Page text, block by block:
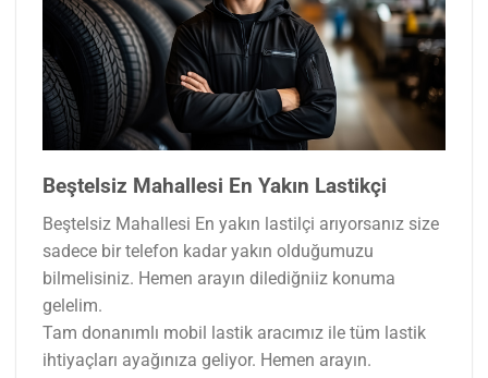
Beştelsiz Mahallesi En Yakın Lastikçi
Beştelsiz Mahallesi En yakın lastilçi arıyorsanız size
sadece bir telefon kadar yakın olduğumuzu
bilmelisiniz. Hemen arayın dilediğniiz konuma
gelelim.
Tam donanımlı mobil lastik aracımız ile tüm lastik
ihtiyaçları ayağınıza geliyor. Hemen arayın.